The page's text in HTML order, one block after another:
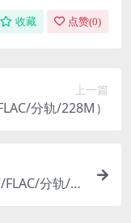
收藏 点赞(0)
上一篇
分轨/228M）
分轨/6